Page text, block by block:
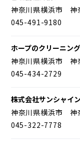
神奈川県横浜市 神
045-491-9180
ホープのクリーニン
神奈川県横浜市 神
045-434-2729
株式会社サンシャイ
神奈川県横浜市 神
045-322-7778